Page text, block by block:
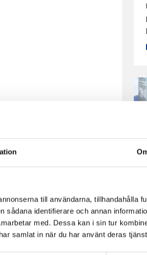
till användarna, tillhandahålla
identifierare och annan
med. Dessa kan i sin tur
samlat in när du har använt deras